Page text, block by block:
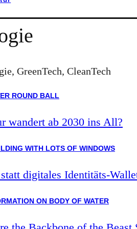
GreenTech, CleanTech
wandert ab 2030 ins All?
digitales Identitäts-